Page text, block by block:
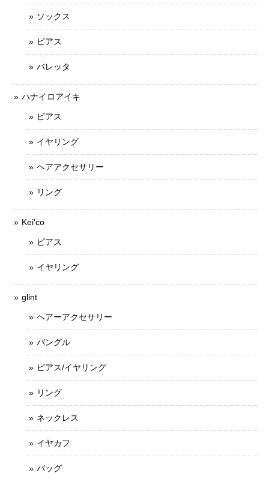
ソックス
ピアス
バレッタ
ハナイロアイキ
ピアス
イヤリング
ヘアアクセサリー
リング
Kei'co
ピアス
イヤリング
glint
ヘアーアクセサリー
バングル
ピアス/イヤリング
リング
ネックレス
イヤカフ
バッグ